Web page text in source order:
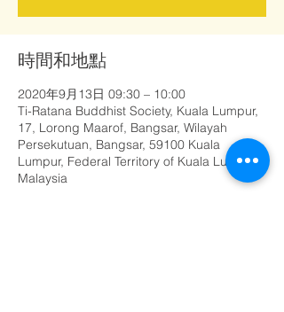
時間和地點
2020年9月13日 09:30 – 10:00
Ti-Ratana Buddhist Society, Kuala Lumpur,
17, Lorong Maarof, Bangsar, Wilayah
Persekutuan, Bangsar, 59100 Kuala
Lumpur, Federal Territory of Kuala Lumpur,
Malaysia